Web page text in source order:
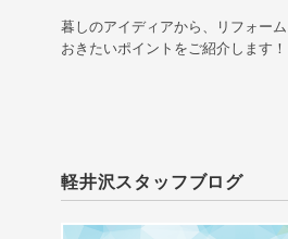
暮しのアイディアから、リフォー
おきたいポイントをご紹介します！
軽井沢スタッフブログ